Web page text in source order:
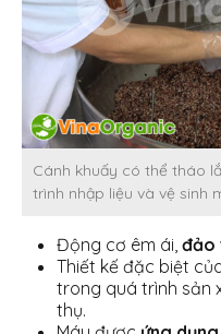
Cánh khuấy có thể tháo
trình nhập liệu và vệ sinh
Động cơ êm ái, đảo
Thiết kế đặc biệt
trong quá trình sản
thụ.